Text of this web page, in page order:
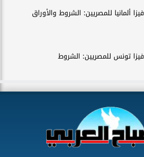
فيزا ألمانيا للمصريين: الشروط والأوراق
فيزا تونس للمصريين: الشروط